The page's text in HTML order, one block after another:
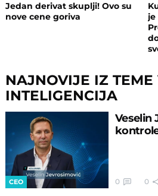
Jedan derivat skuplji! Ovo su
nove cene goriva
je
NAJNOVIJE IZ TEME
INTELIGENCIJA
CEO
Veselin
0 0